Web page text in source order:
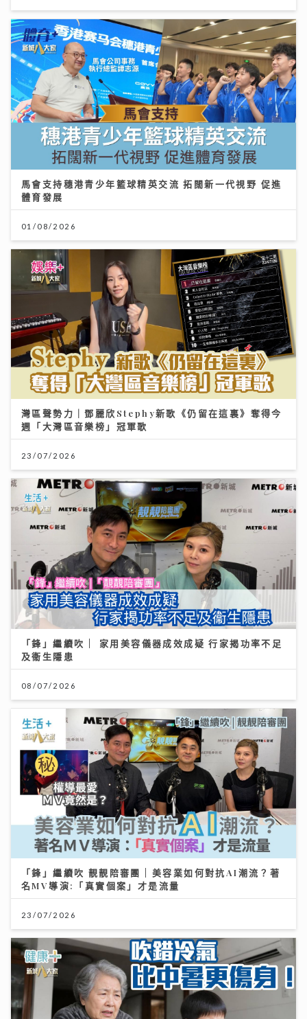
馬會支持穗港青少年籃球精英交流 拓闊新一代視野 促進
體育發展
01/08/2026
灣區聲勢力｜鄧麗欣Stephy新歌《仍留在這裏》奪得今
週「大灣區音樂榜」冠軍歌
23/07/2026
「鋒」繼續吹 | 家用美容儀器成效成疑 行家揭功率不足
及衞生隱患
08/07/2026
「鋒」繼續吹 靚靚陪審團 | 美容業如何對抗AI潮流？著
名MV導演:「真實個案」才是流量
23/07/2026